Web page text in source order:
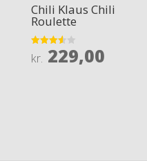
Chili Klaus Chili
Roulette
Rated
3.6
kr. 229,00